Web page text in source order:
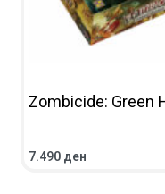
Zombicide: Green
7.490 ден